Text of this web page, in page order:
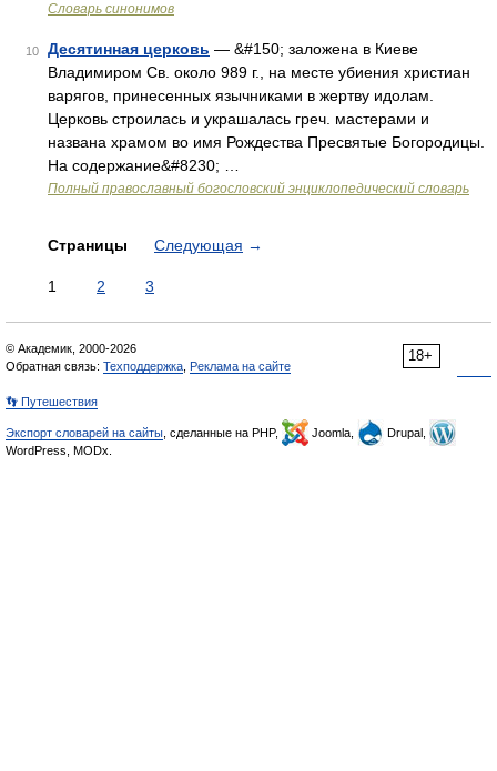
Словарь синонимов
10 Десятинная церковь — &#150; заложена в Киеве
Владимиром Св. около 989 г., на месте убиения христиан
варягов, принесенных язычниками в жертву идолам.
Церковь строилась и украшалась греч. мастерами и
названа храмом во имя Рождества Пресвятые Богородицы.
На содержание&#8230; …
Полный православный богословский энциклопедический словарь
Страницы Следующая →
1 2 3
18+
© Академик, 2000-2026
Обратная связь: Техподдержка Реклама на сайте
👣 Путешествия
Экспорт словарей на сайты , сделанные на PHP, Joomla,
Drupal,
WordPress, MODx.